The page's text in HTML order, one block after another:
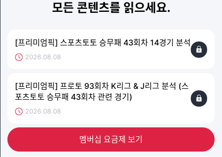
모든 콘텐츠를 읽으세요.
[프리미엄픽] 스포츠토토 승무패 43회차 14경기 분석
2026.08.08
[프리미엄픽] 프로토 93회차 K리그 & J리그 분석 (스
포츠토토 승무패 43회차 관련 경기)
2026.08.08
멤버십 요금제 보기